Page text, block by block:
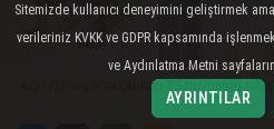
Ağrı Kovancık'ta çalınan 23 büyükbaş
Sitemizde kullanıcı deneyimini geliştirmek
verileriniz KVKK ve GDPR kapsamında
ve Aydınlatma Metni
AYRINTILAR